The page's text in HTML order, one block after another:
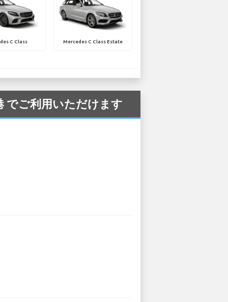
C Class Mercedes C Class Estate
でご利用いただけます